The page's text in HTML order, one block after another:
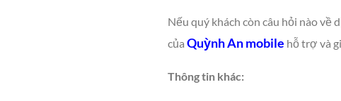
Nếu quý khách còn câu hỏi nào về
của Quỳnh An mobile hỗ trợ và
Thông tin khác: